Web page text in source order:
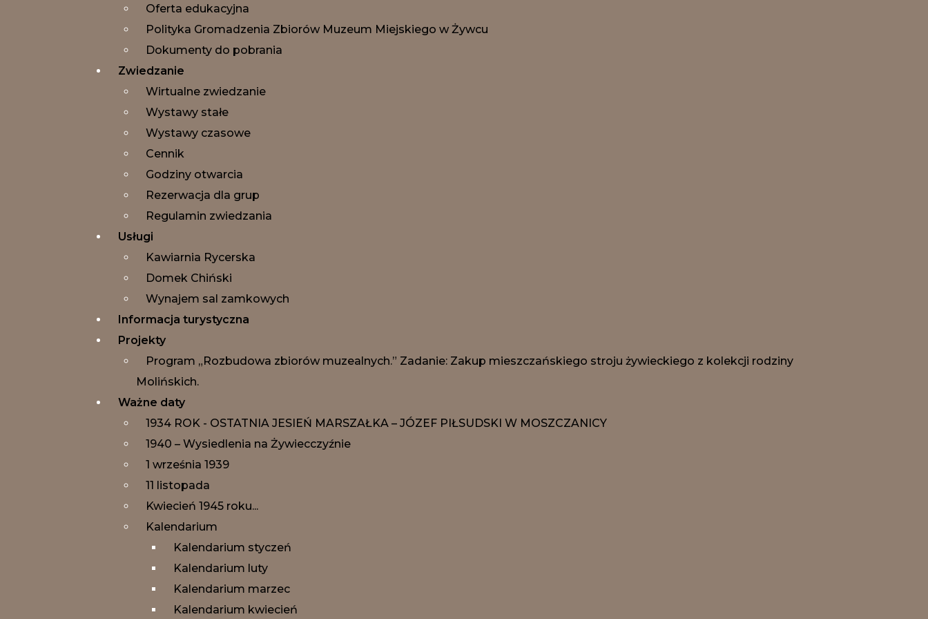
Oferta edukacyjna
Polityka Gromadzenia Zbiorów Muzeum Miejskiego w Żywcu
Dokumenty do pobrania
Zwiedzanie
Wirtualne zwiedzanie
Wystawy stałe
Wystawy czasowe
Cennik
Godziny otwarcia
Rezerwacja dla grup
Regulamin zwiedzania
Usługi
Kawiarnia Rycerska
Domek Chiński
Wynajem sal zamkowych
Informacja turystyczna
Projekty
Program „Rozbudowa zbiorów muzealnych.” Zadanie: Zakup mieszczańskiego stroju żywieckiego z kolekcji rodziny
Molińskich.
Ważne daty
1934 ROK - OSTATNIA JESIEŃ MARSZAŁKA – JÓZEF PIŁSUDSKI W MOSZCZANICY
1940 – Wysiedlenia na Żywiecczyźnie
1 września 1939
11 listopada
Kwiecień 1945 roku...
Kalendarium
Kalendarium styczeń
Kalendarium luty
Kalendarium marzec
Kalendarium kwiecień